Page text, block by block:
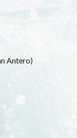
Antero)